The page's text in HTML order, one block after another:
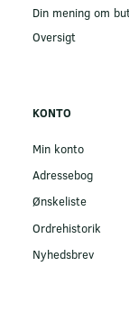
Din mening om
Oversigt
KONTO
Min konto
Adressebog
Ønskeliste
Ordrehistorik
Nyhedsbrev